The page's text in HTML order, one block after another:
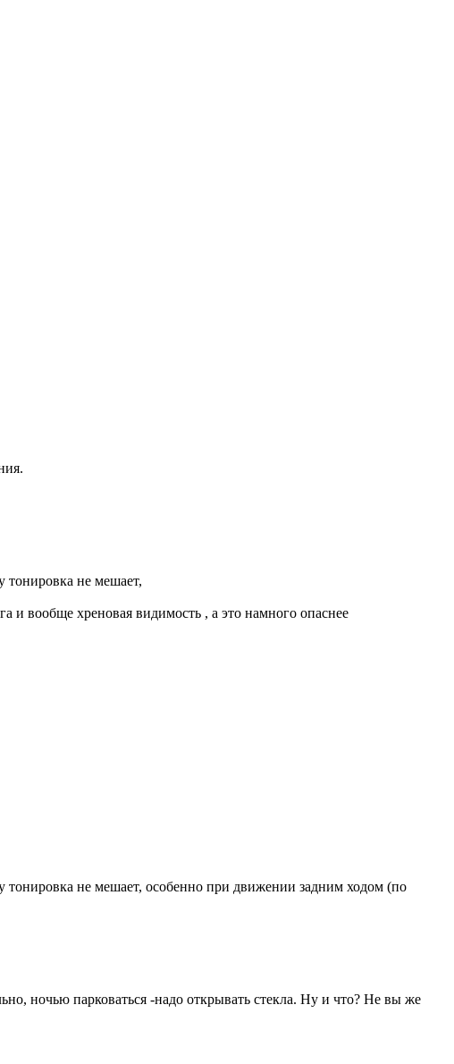
не мешает,
и вообще хреновая видимость , а это намного опаснее
не мешает, особенно при движении задним ходом (по
ночью парковаться -надо открывать стекла. Ну и что? Не вы же